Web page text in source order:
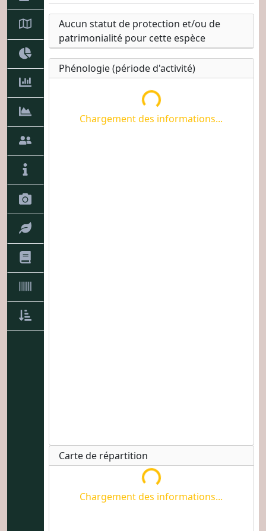
Aucun statut de protection et/ou de
patrimonialité pour cette espèce
Phénologie (période d'activité)
Chargement des informations...
Chargement des informations...
Carte de répartition
Chargement des informations...
Chargement des informations...